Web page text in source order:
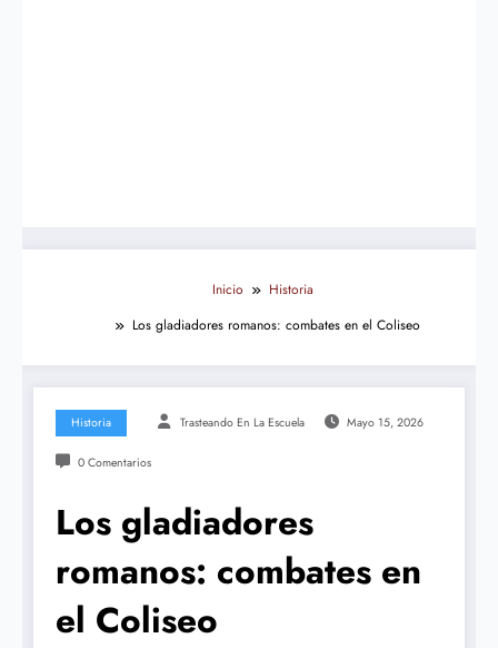
Inicio
Historia
Los gladiadores romanos: combates en el Coliseo
Historia Trasteando En La Escuela Mayo 15, 2026
0 Comentarios
Los gladiadores
romanos: combates en
el Coliseo